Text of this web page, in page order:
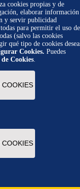
y ofertas exclusivas
de las
laPolítica de
cookies propias y de
elaborar información
y servir publicidad
todas para permitir el uso de
(salvo las cookies
qué tipo de cookies
Cookies. Puedes
Cookies.